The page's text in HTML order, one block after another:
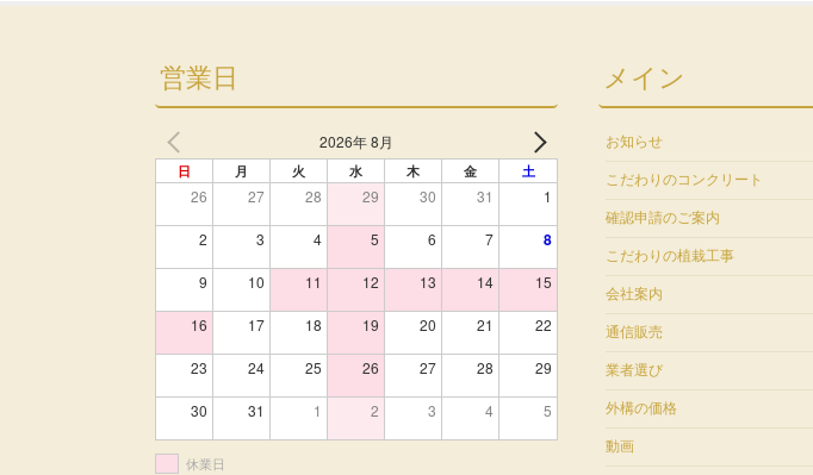
営業日
2026年 8月
日 月 火 水 木 金 土
26 27 28 29 30 31 1
2 3 4 5 6 7 8
9 10 11 12 13 14 15
16 17 18 19 20 21 22
23 24 25 26 27 28 29
30 31 1 2 3 4 5
休業日
メイン
お知らせ
こだわりのコンクリート
確認申請のご案内
こだわりの植栽工事
会社案内
通信販売
業者選び
外構の価格
動画